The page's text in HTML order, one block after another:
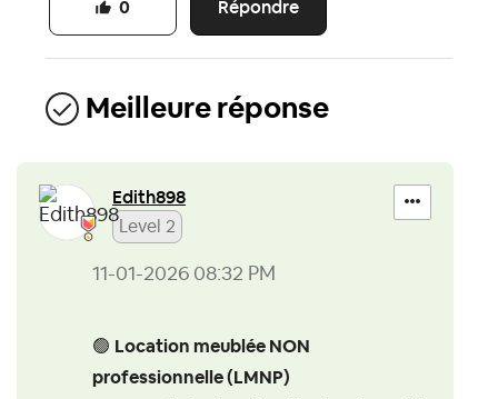
Répondre
0
Meilleure réponse
Edith898
Level 2
‎11-01-2026 08:32 PM
🟢 Location meublée NON
professionnelle (LMNP)